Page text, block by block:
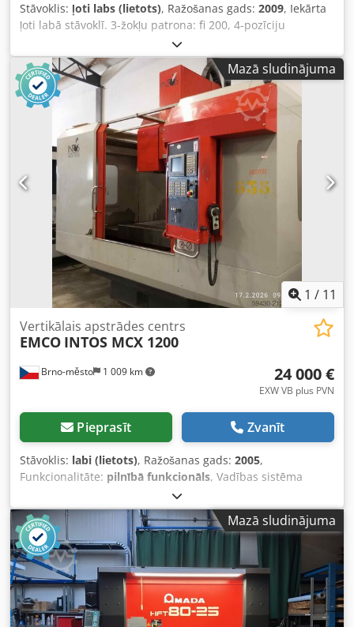
Stāvoklis: ļoti labs (lietots), Ražošanas gads: 2009, Iekārta
ļoti labā stāvoklī. 3-žokļu patrona: fi 200, 4-pozīciju
darbarīku galva, koniktēta leņķa balsts. Maksimālais darba
garums ... 762 mm Maksimālais darba diametrs ... 406 mm
Maksimālais pagrieziena diametrs pār gultu ... 406 mm
Asis X/Z ... 203/762 mm Vārpstas apgriezieni ... 1800
apgr./min. Galvenā dzinēja jauda ... 5,6 kW Iekārtas izmēri
1981 x 2108 x 1397 mm Iekārtas svars ... apm. 2000 kg
Cjdszhvq Sspfx Apysrf
Mazā sludinājuma
1 / 11
Brno-město 1 009 km
Vertikālais apstrādes centrs
EMCO INTOS MCX 1200
24 000 €
EXW VB plus PVN
Pieprasīt Zvanīt
Stāvoklis: labi (lietots), Ražošanas gads: 2005,
Funkcionalitāte: pilnībā funkcionāls, Vadības sistēma
Fanuc 21iB. Mērtaustiņš Marposs T36. X ... 1200 mm Y ...
600 mm Z ... 640 mm Galds ... 1300x620 mm Maksimālā
galda noslodze ... 800 kg Crjdpfx Asyk D R Tepysf Vārpstas
konuss ... ISO 40 Vārpstas apgriezieni ... 50 - 8000 apgr/min
Instrumentu mainītājā instrumentu skaits ... 24 gab.
Iekārtas izmēri ... 2001 x 3641 x 3158 mm Svars ... 7000 kg
Mazā sludinājuma